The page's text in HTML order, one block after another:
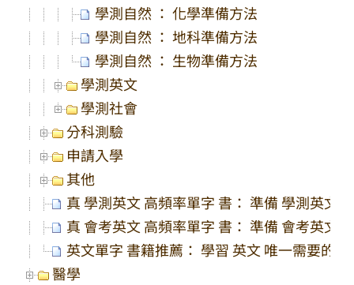
學測自然 ： 化學準備方法
學測自然 ： 地科準備方法
學測自然 ： 生物準備方法
學測英文
學測社會
分科測驗
申請入學
其他
真 學測英文 高頻率單字 書： 準備 學測英文
真 會考英文 高頻率單字 書： 準備 會考英文
英文單字 書籍推薦： 學習 英文 唯一需要的
醫學